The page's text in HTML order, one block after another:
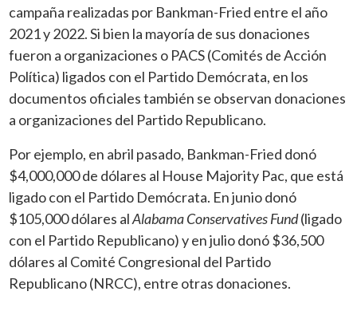
campaña realizadas por Bankman-Fried entre el año
2021 y 2022. Si bien la mayoría de sus donaciones
fueron a organizaciones o PACS (Comités de Acción
Política) ligados con el Partido Demócrata, en los
documentos oficiales también se observan donaciones
a organizaciones del Partido Republicano.
Por ejemplo, en abril pasado, Bankman-Fried donó
$4,000,000 de dólares al House Majority Pac, que está
ligado con el Partido Demócrata. En junio donó
$105,000 dólares alAlabama Conservatives Fund(ligado
con el Partido Republicano) y en julio donó $36,500
dólares al Comité Congresional del Partido
Republicano (NRCC), entre otras donaciones.